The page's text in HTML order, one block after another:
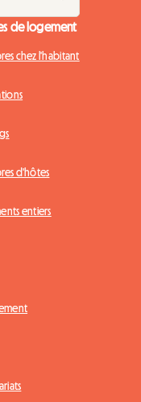
de logement
chez l'habitant
d'hôtes
entiers